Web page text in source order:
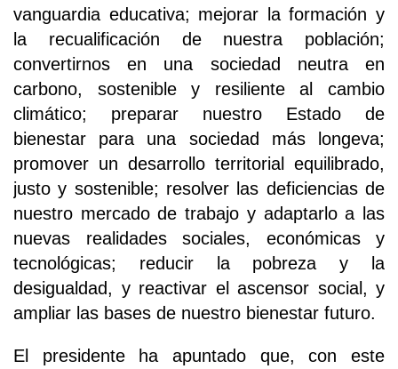
vanguardia educativa; mejorar la formación y
la recualificación de nuestra población;
convertirnos en una sociedad neutra en
carbono, sostenible y resiliente al cambio
climático; preparar nuestro Estado de
bienestar para una sociedad más longeva;
promover un desarrollo territorial equilibrado,
justo y sostenible; resolver las deficiencias de
nuestro mercado de trabajo y adaptarlo a las
nuevas realidades sociales, económicas y
tecnológicas; reducir la pobreza y la
desigualdad, y reactivar el ascensor social, y
ampliar las bases de nuestro bienestar futuro.
El presidente ha apuntado que, con este